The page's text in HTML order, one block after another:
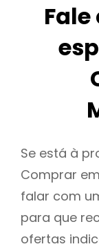
Se está à
Comprar
falar com
para que
ofertas